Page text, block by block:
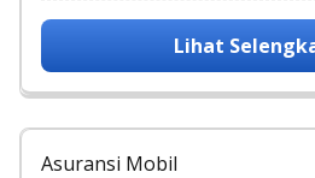
Lihat
Asuransi Mobil